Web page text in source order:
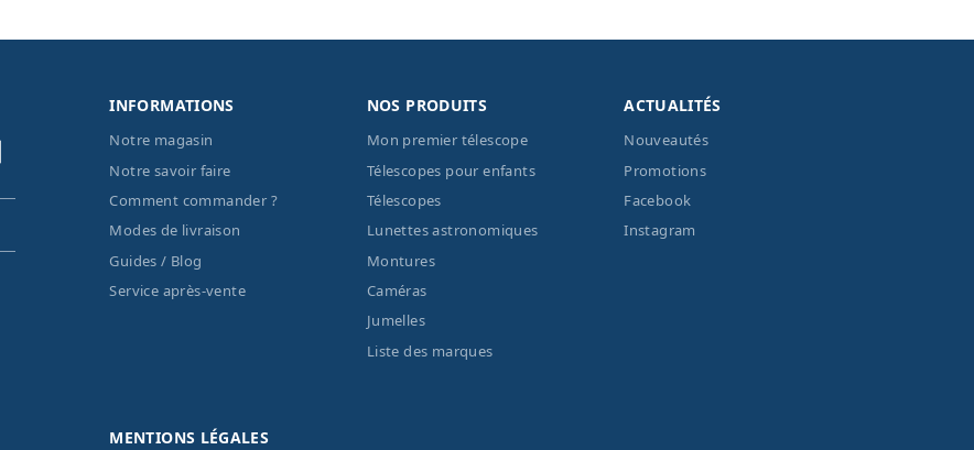
INFORMATIONS
Notre magasin
Notre savoir faire
Comment commander ?
Modes de livraison
Guides / Blog
Service après-vente
NOS PRODUITS
Mon premier télescope
Télescopes pour enfants
Télescopes
Lunettes astronomiques
Montures
Caméras
Jumelles
Liste des marques
ACTUALITÉS
Nouveautés
Promotions
Facebook
Instagram
MENTIONS LÉGALES